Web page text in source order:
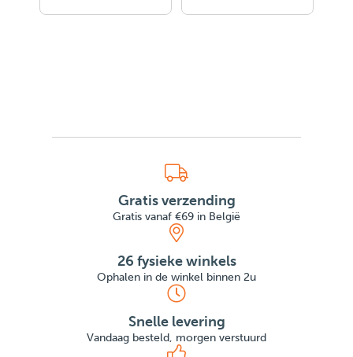
Gratis verzending
Gratis vanaf €69 in België
26 fysieke winkels
Ophalen in de winkel binnen 2u
Snelle levering
Vandaag besteld, morgen verstuurd